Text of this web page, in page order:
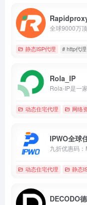
静态ISP代理 # http代理
Rola_IP
动态住宅代理 网络
IPWO全球
动态住宅代理 静态
DECODO